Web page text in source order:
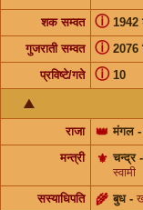
शक सम्वत 1942
ⓘ
गुजराती सम्वत 2076
ⓘ
प्रविष्टे/गते 10
ⓘ
राजा मंगल
👑 -
मन्त्री
चन्द्र
⚜️ -
स्वामी
सस्याधिपति बुध
🌾 -